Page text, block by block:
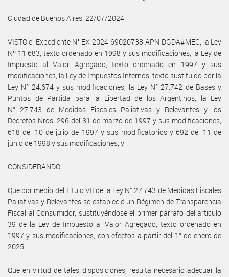
Ciudad de Buenos Aires, 22/07/2024
VISTO el Expediente N° EX-2024-69020738-APN-DGDA#MEC, la Ley
Nº 11.683, texto ordenado en 1998 y sus modificaciones, la Ley de
Impuesto al Valor Agregado, texto ordenado en 1997 y sus
modificaciones, la Ley de Impuestos Internos, texto sustituido por la
Ley N° 24.674 y sus modificaciones, la Ley N° 27.742 de Bases y
Puntos de Partida para la Libertad de los Argentinos, la Ley
N° 27.743 de Medidas Fiscales Paliativas y Relevantes y los
Decretos Nros. 296 del 31 de marzo de 1997 y sus modificaciones,
618 del 10 de julio de 1997 y sus modificatorios y 692 del 11 de
junio de 1998 y sus modificaciones, y
CONSIDERANDO:
Que por medio del Título VII de la Ley N° 27.743 de Medidas Fiscales
Paliativas y Relevantes se estableció un Régimen de Transparencia
Fiscal al Consumidor, sustituyéndose el primer párrafo del artículo
39 de la Ley de Impuesto al Valor Agregado, texto ordenado en
1997 y sus modificaciones, con efectos a partir del 1° de enero de
2025.
Que en virtud de tales disposiciones, resulta necesario adecuar la